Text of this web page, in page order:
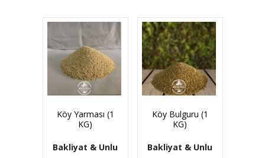
Köy Yarması (1
KG)
Bakliyat & Unlu
Köy Bulguru (1
KG)
Bakliyat & Unlu